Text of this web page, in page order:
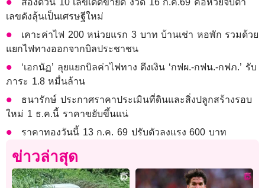
ส่องด่วน 10 เลขเด็ดขายดี งวด 16 ก.ค.69 คอหวยจับตา
เลขดังลุ้นเป็นเศรษฐีใหม่
เคาะค่าไฟ 200 หน่วยแรก 3 บาท บ้านเช่า หอพัก รวมด้วย
แยกไฟทางออกจากบิลประชาชน
‘เอกนัฏ’ ลุยแยกบิลค่าไฟทาง ดึงเงิน ‘กฟผ.-กฟน.-กฟภ.’ รับ
ภาระ 1.8 หมื่นล้าน
ธนารักษ์ ประกาศราคาประเมินที่ดินและสิ่งปลูกสร้างรอบ
ใหม่ 1 ธ.ค.นี้ ราคาขยับขึ้นแน่
ราคาทองวันนี้ 13 ก.ค. 69 ปรับตัวลงแรง 600 บาท
ข่าวล่าสุด